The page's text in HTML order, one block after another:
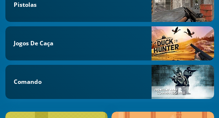
Pistolas
Jogos De Caça
Comando